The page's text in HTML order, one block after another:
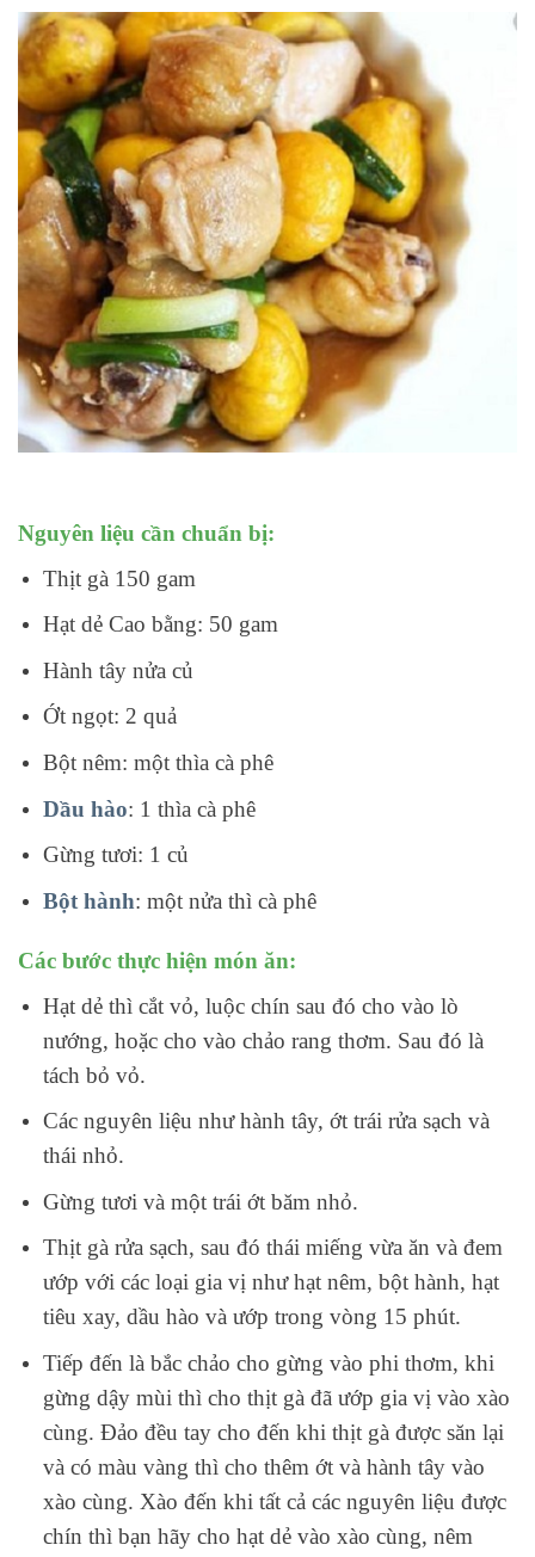
Nguyên liệu cần chuẩn bị:
Thịt gà 150 gam
Hạt dẻ Cao bằng: 50 gam
Hành tây nửa củ
Ớt ngọt: 2 quả
Bột nêm: một thìa cà phê
Dầu hào: 1 thìa cà phê
Gừng tươi: 1 củ
Bột hành: một nửa thì cà phê
Các bước thực hiện món ăn:
Hạt dẻ thì cắt vỏ, luộc chín sau đó cho vào lò
nướng, hoặc cho vào chảo rang thơm. Sau đó là
tách bỏ vỏ.
Các nguyên liệu như hành tây, ớt trái rửa sạch và
thái nhỏ.
Gừng tươi và một trái ớt băm nhỏ.
Thịt gà rửa sạch, sau đó thái miếng vừa ăn và đem
ướp với các loại gia vị như hạt nêm, bột hành, hạt
tiêu xay, dầu hào và ướp trong vòng 15 phút.
Tiếp đến là bắc chảo cho gừng vào phi thơm, khi
gừng dậy mùi thì cho thịt gà đã ướp gia vị vào xào
cùng. Đảo đều tay cho đến khi thịt gà được săn lại
và có màu vàng thì cho thêm ớt và hành tây vào
xào cùng. Xào đến khi tất cả các nguyên liệu được
chín thì bạn hãy cho hạt dẻ vào xào cùng, nêm